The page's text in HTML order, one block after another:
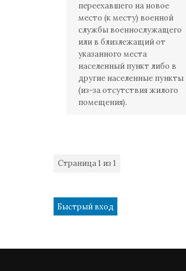
переехавшего на новое
место (к месту) военной
службы военнослужащего
или в близлежащий от
указанного места
населенный пункт либо в
другие населенные пункты
(из-за отсутствия жилого
помещения).
Страница1 из 1